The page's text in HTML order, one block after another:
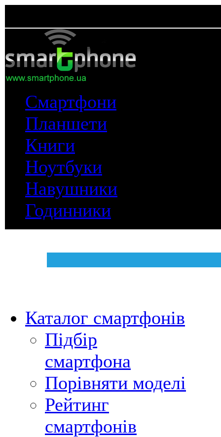
Смартфони
Планшети
Книги
Ноутбуки
Навушники
Годинники
Каталог смартфонів
Підбір
смартфона
Порівняти моделі
Рейтинг
смартфонів